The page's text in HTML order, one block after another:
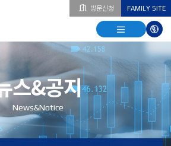
방문신청 FAMILY SITE
열기
열기
다국어
열기
스&공지
News&Notice